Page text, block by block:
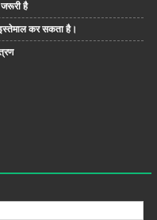
है
कर सकता है।